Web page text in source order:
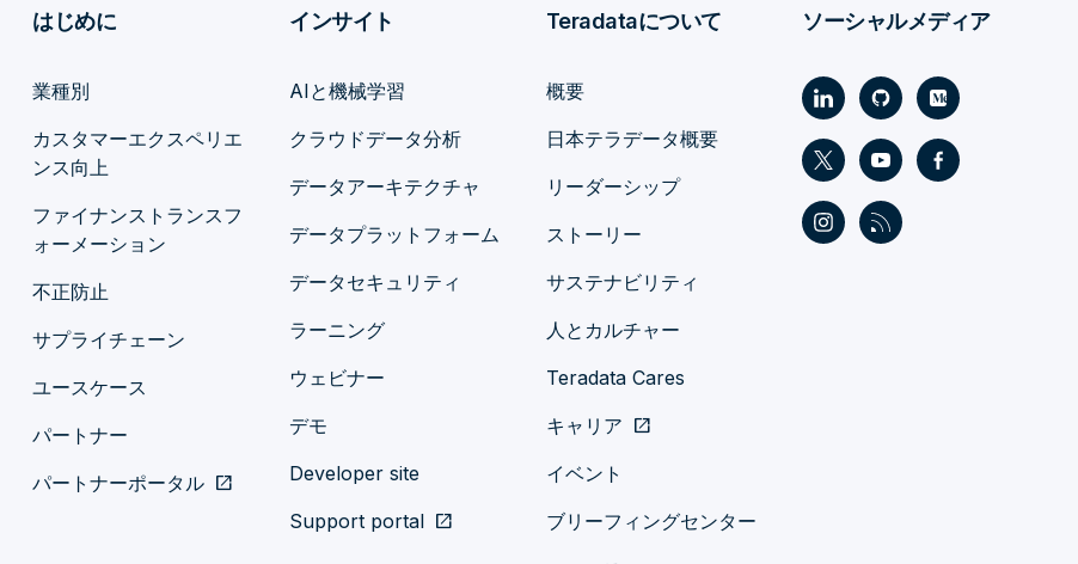
はじめに
業種別
カスタマーエクスペリエ
ンス向上
ファイナンストランスフ
ォーメーション
不正防止
サプライチェーン
ユースケース
パートナー
パートナーポータル open_in_new
インサイト
AIと機械学習
クラウドデータ分析
データアーキテクチャ
データプラットフォーム
データセキュリティ
ラーニング
ウェビナー
デモ
Developer site
Support portal open_in_new
Teradataについて
概要
日本テラデータ概要
リーダーシップ
ストーリー
サステナビリティ
人とカルチャー
Teradata Cares
キャリア open_in_new
イベント
ブリーフィングセンター
ソーシャルメディア